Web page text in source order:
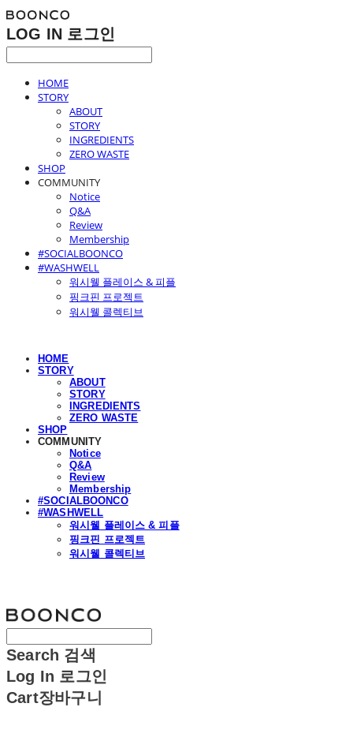
LOG IN 로그인
HOME
STORY
ABOUT
STORY
INGREDIENTS
ZERO WASTE
SHOP
COMMUNITY
Notice
Q&A
Review
Membership
#SOCIALBOONCO
#WASHWELL
워시웰 플레이스 & 피플
핑크핀 프로젝트
워시웰 콜렉티브
HOME
STORY
ABOUT
STORY
INGREDIENTS
ZERO WASTE
SHOP
COMMUNITY
Notice
Q&A
Review
Membership
#SOCIALBOONCO
#WASHWELL
워시웰 플레이스 & 피플
핑크핀 프로젝트
워시웰 콜렉티브
Search 검색
Log In 로그인
Cart장바구니